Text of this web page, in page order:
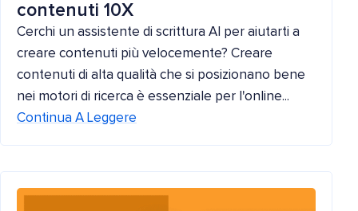
contenuti 10X
Cerchi un assistente di scrittura AI per aiutarti a
creare contenuti più velocemente? Creare
contenuti di alta qualità che si posizionano bene
nei motori di ricerca è essenziale per l'online...
Continua A Leggere